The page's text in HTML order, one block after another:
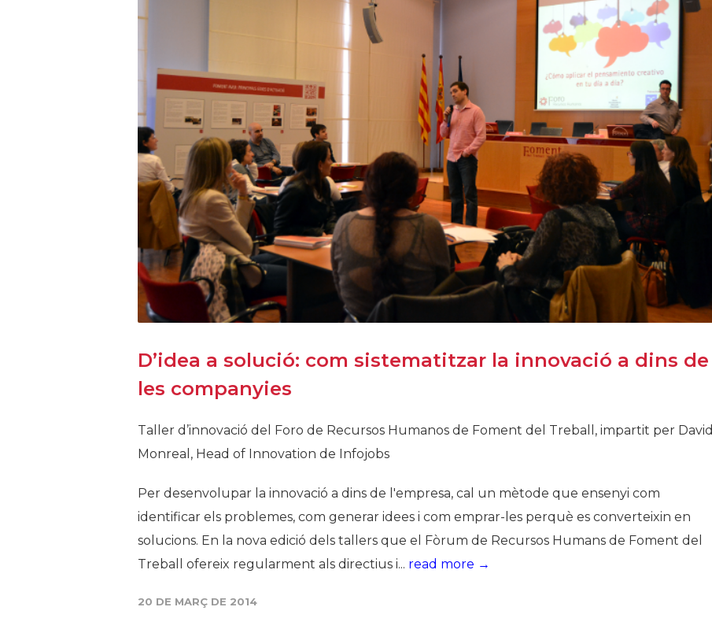
D’idea a solució: com sistematitzar la innovació a dins de
les companyies
Taller d’innovació del Foro de Recursos Humanos de Foment del Treball, impartit per David
Monreal, Head of Innovation de Infojobs​
Per desenvolupar la innovació a dins de l'empresa, cal un mètode que ensenyi com
identificar els problemes, com generar idees i com emprar-les perquè es converteixin en
solucions. En la nova edició dels tallers que el Fòrum de Recursos Humans de Foment del
Treball ofereix regularment als directius i... read more →
20 DE MARÇ DE 2014